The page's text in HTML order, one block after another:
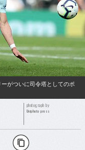
がついに司令塔としてのポ
photograph by
Uniphoto press